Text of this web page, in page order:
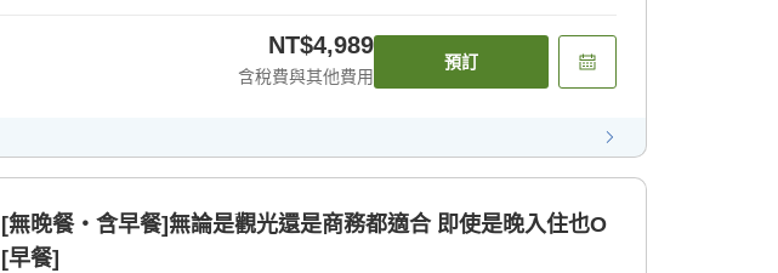
NT$4,989
含稅費與其他費用
預訂
[無晚餐・含早餐]無論是觀光還是商務都適合 即使是晚入住也O
[早餐]